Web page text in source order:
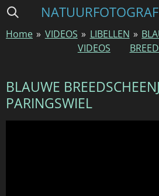
Ga
naar
Home » VIDEOS » LIBELLEN
VIDEOS
»
BLAUWE
PARINGSWIEL